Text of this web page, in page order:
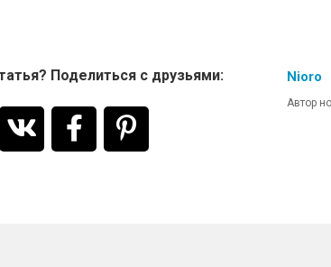
Поделиться с друзьями: Nioro
Автор